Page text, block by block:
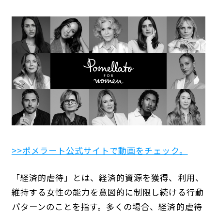
>>ポメラート公式サイトで動画をチェック。
「経済的虐待」とは、経済的資源を獲得、利用、
維持する女性の能力を意図的に制限し続ける行動
パターンのことを指す。多くの場合、経済的虐待